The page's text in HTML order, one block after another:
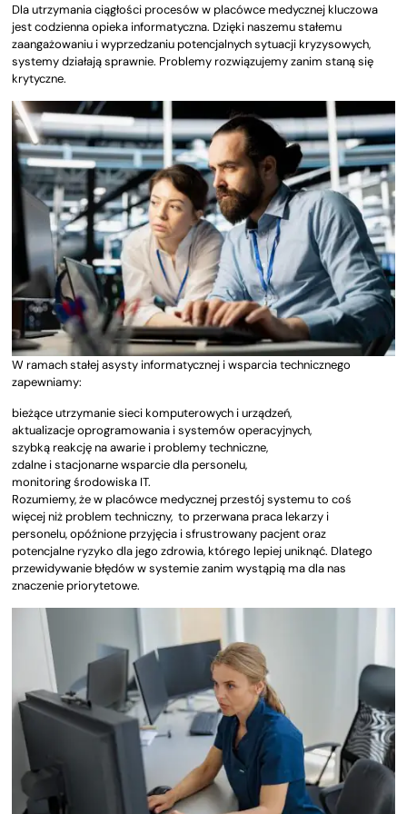
Dla utrzymania ciągłości procesów w placówce medycznej kluczowa
jest codzienna opieka informatyczna. Dzięki naszemu stałemu
zaangażowaniu i wyprzedzaniu potencjalnych sytuacji kryzysowych,
systemy działają sprawnie. Problemy rozwiązujemy zanim staną się
krytyczne.
W ramach stałej asysty informatycznej i wsparcia technicznego
zapewniamy:
bieżące utrzymanie sieci komputerowych i urządzeń,
aktualizacje oprogramowania i systemów operacyjnych,
szybką reakcję na awarie i problemy techniczne,
zdalne i stacjonarne wsparcie dla personelu,
monitoring środowiska IT.
Rozumiemy, że w placówce medycznej przestój systemu to coś
więcej niż problem techniczny, to przerwana praca lekarzy i
personelu, opóźnione przyjęcia i sfrustrowany pacjent oraz
potencjalne ryzyko dla jego zdrowia, którego lepiej uniknąć. Dlatego
przewidywanie błędów w systemie zanim wystąpią ma dla nas
znaczenie priorytetowe.